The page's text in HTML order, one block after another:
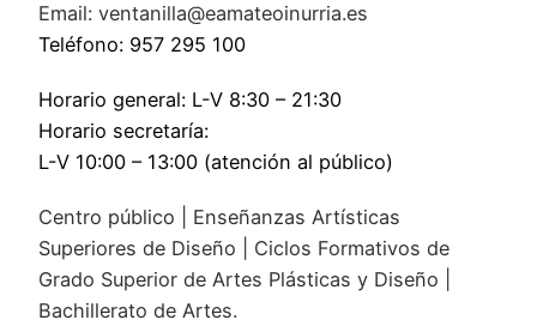
Email: ventanilla@eamateoinurria.es
Teléfono: 957 295 100
Horario general: L-V 8:30 – 21:30
Horario secretaría:
L-V 10:00 – 13:00 (atención al público)
Centro público | Enseñanzas Artísticas
Superiores de Diseño | Ciclos Formativos de
Grado Superior de Artes Plásticas y Diseño |
Bachillerato de Artes.